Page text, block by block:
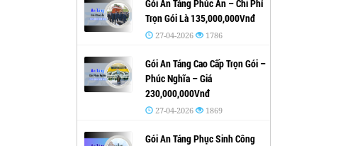
Gói An Táng Phúc Ân – Chi Phí
Trọn Gói Là 135,000,000Vnđ
27-04-2026 1786
Gói An Táng Cao Cấp Trọn Gói –
Phúc Nghĩa – Giá
230,000,000Vnđ
27-04-2026 1869
Gói An Táng Phục Sinh Công